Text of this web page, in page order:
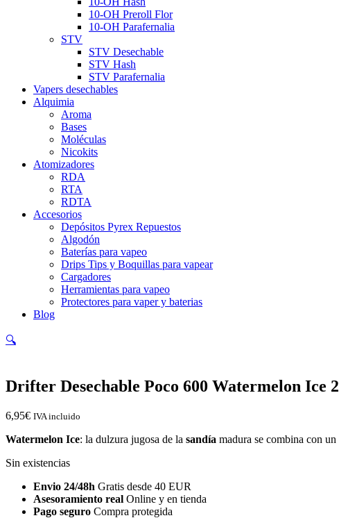
10-OH Preroll Flor
10-OH Parafernalia
STV
STV Desechable
STV Hash
STV Parafernalia
Vapers desechables
Alquimia
Aroma
Bases
Moléculas
Nicokits
Atomizadores
RDA
RTA
RDTA
Accesorios
Depósitos Pyrex Repuestos
Algodón
Baterías para vapeo
Drips Tips y Boquillas para vapear
Cargadores
Herramientas para vapeo
Protectores para vaper y baterias
Blog
🔍
Drifter Desechable Poco 600 Watermelon Ice
6,95€ IVA incluido
Watermelon Ice: la dulzura jugosa de la sandía madura se combina con
Sin existencias
Envio 24/48h Gratis desde 40 EUR
Asesoramiento real Online y en tienda
Pago seguro Compra protegida